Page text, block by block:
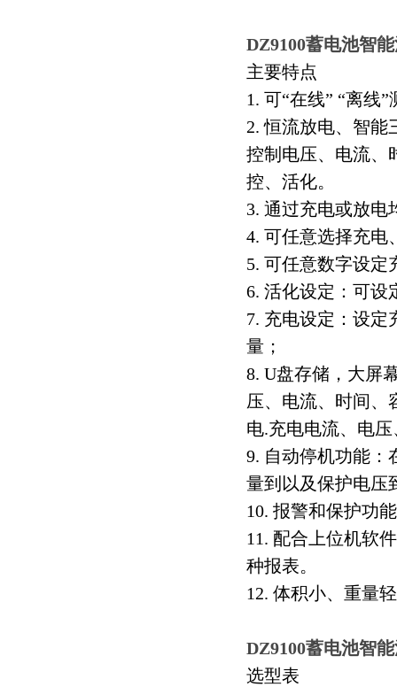
DZ9100蓄电池智
主要特点
1. 可“在线” “离线
2. 恒流放电、智
控制电压、电流、
控、活化。
3. 通过充电或放
4. 可任意选择充
5. 可任意数字设
6. 活化设定：可
7. 充电设定：设定
量；
8. U盘存储，大屏
压、电流、时间、
电.充电电流、电
9. 自动停机功能：
量到以及保护电压
10. 报警和保护功
11. 配合上位机软
种报表。
12. 体积小、重量
DZ9100蓄电池智
选型表